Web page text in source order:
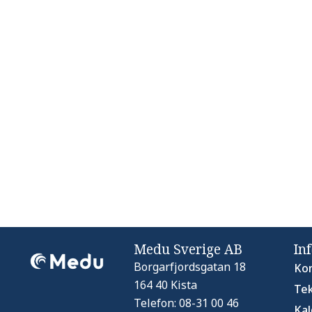
Medu Sverige AB
Borgarfjordsgatan 18
164 40 Kista
Telefon: 08-31 00 46